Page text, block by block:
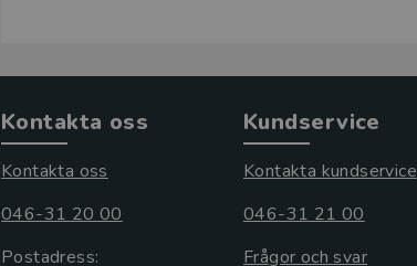
Kontakta oss
Kontakta oss
046-31 20 00
Postadress:
Kundservice
Kontakta kundservice
046-31 21 00
Frågor och svar